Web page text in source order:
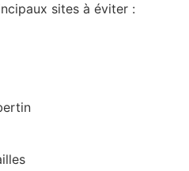
sites à éviter :